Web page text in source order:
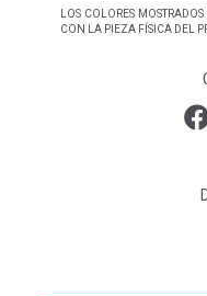
LOS COLORES
CON LA PIEZA FÍSICA DEL